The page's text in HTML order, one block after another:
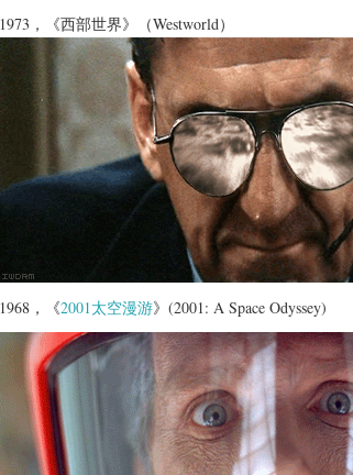
1973，《西部世界》（Westworld）
1968，《2001太空漫游》(2001: A Space Odyssey)